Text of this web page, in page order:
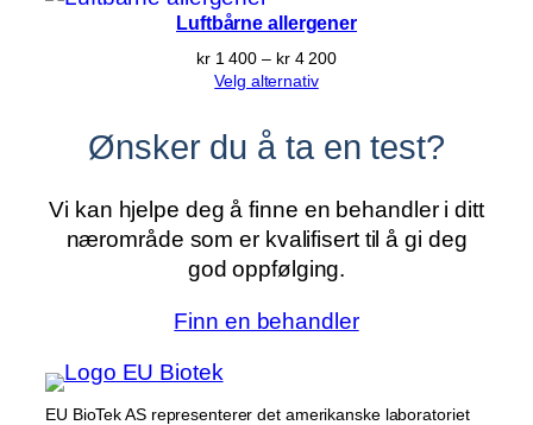
Luftbårne allergener
kr1 400 – kr4 200Prisområde:
Velg alternativ
Ønsker du å ta en test?
Vi kan hjelpe deg å finne en behandler i ditt
nærområde som er kvalifisert til å gi deg
god oppfølging.
Finn en behandler
EU BioTek AS representerer det amerikanske laboratoriet